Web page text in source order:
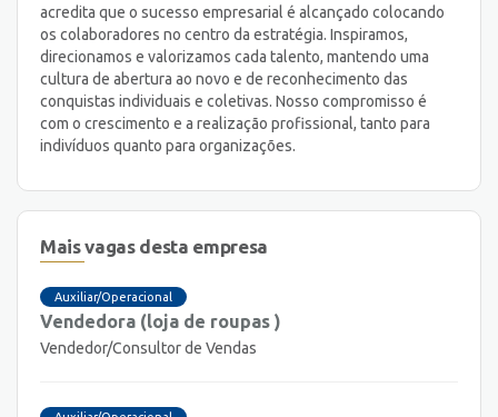
acredita que o sucesso empresarial é alcançado colocando
os colaboradores no centro da estratégia. Inspiramos,
direcionamos e valorizamos cada talento, mantendo uma
cultura de abertura ao novo e de reconhecimento das
conquistas individuais e coletivas. Nosso compromisso é
com o crescimento e a realização profissional, tanto para
indivíduos quanto para organizações.
Mais vagas desta empresa
Auxiliar/Operacional
Vendedora (loja de roupas )
Vendedor/Consultor de Vendas